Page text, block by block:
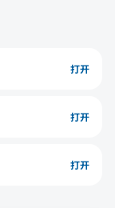
打开
打开
打开